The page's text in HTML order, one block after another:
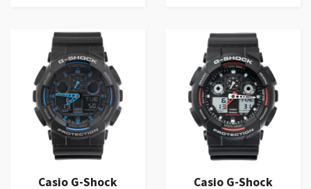
Casio G-Shock Casio G-Shock